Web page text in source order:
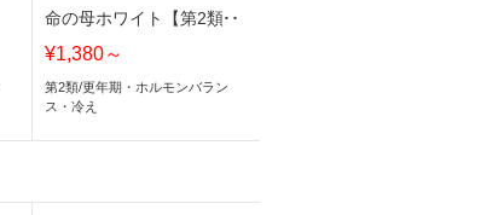
状に
命の母ホワイト【第2類】
¥1,380～
第2類/更年期・ホルモンバラン
ス・冷え